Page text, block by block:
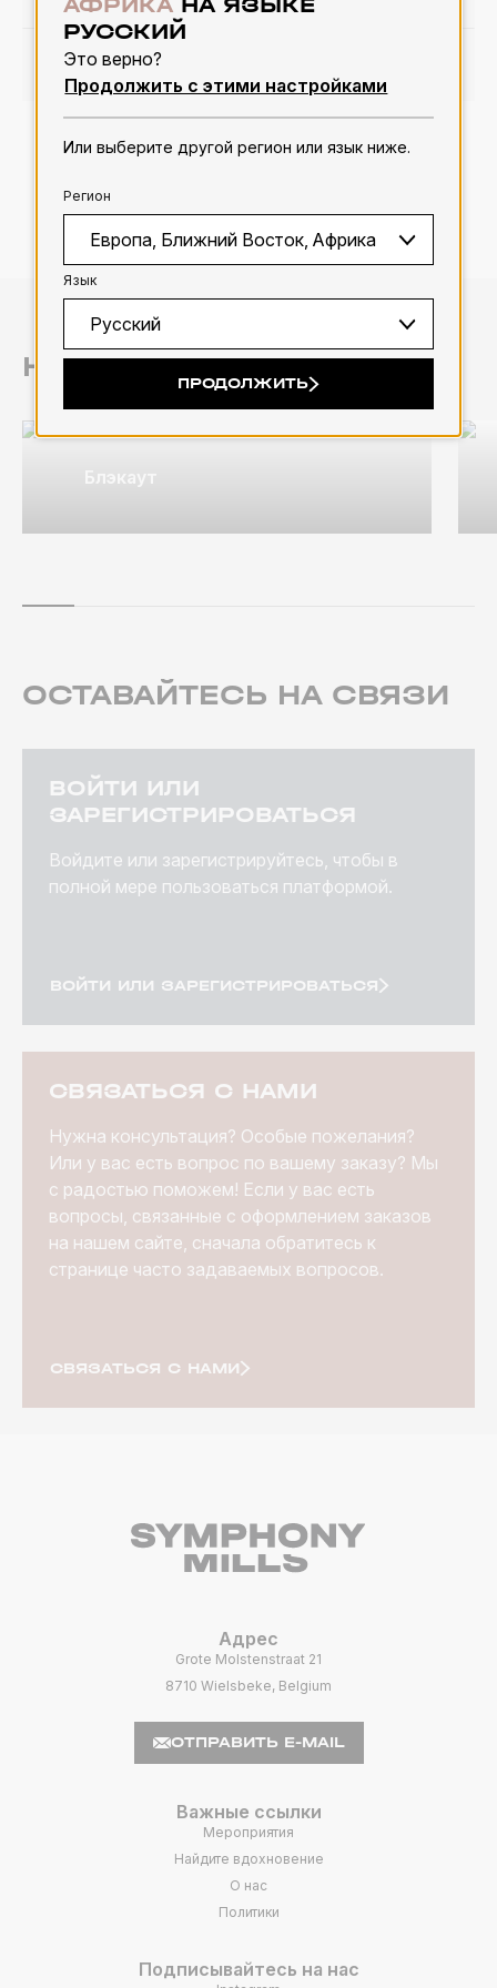
ПОДРОБНЕЕ
НАШИ КАТЕГОРИИ
Блэкаут
ОСТАВАЙТЕСЬ НА СВЯЗИ
ВОЙТИ ИЛИ
ЗАРЕГИСТРИРОВАТЬСЯ
Войдите или зарегистрируйтесь, чтобы в
полной мере пользоваться платформой.
ВОЙТИ ИЛИ ЗАРЕГИСТРИРОВАТЬСЯ
СВЯЗАТЬСЯ С НАМИ
Нужна консультация? Особые пожелания?
Или у вас есть вопрос по вашему заказу? Мы
с радостью поможем! Если у вас есть
вопросы, связанные с оформлением заказов
на нашем сайте, сначала обратитесь к
странице часто задаваемых вопросов.
СВЯЗАТЬСЯ С НАМИ
Адрес
Grote Molstenstraat 21
8710 Wielsbeke, Belgium
ОТПРАВИТЬ E-MAIL
Важные ссылки
Мероприятия
Найдите вдохновение
О нас
Политики
Подписывайтесь на нас
РУССКИЙ
Это верно?
Продолжить с этими настройками
Или выберите другой регион или язык ниже.
Регион
Язык
ПРОДОЛЖИТЬ